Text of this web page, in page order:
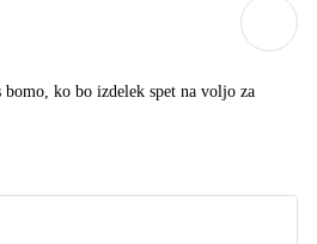
ko bo izdelek spet na voljo za